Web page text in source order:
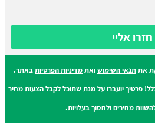
חזרו אליי
ת אתתנאי השימושואתמדיניות הפרטיותבאתר.
פרטיך יועברו על מנת שתוכל לקבל הצעות מחיר
מחירים ולחסוך בעלויות.